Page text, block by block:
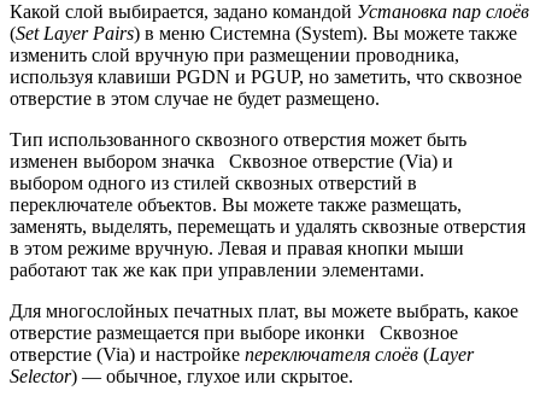
Какой слой выбирается, задано командой Установка пар слоёв
(Set Layer Pairs) в меню Системна (System). Вы можете также
изменить слой вручную при размещении проводника,
используя клавиши PGDN и PGUP, но заметить, что сквозное
отверстие в этом случае не будет размещено.
Тип использованного сквозного отверстия может быть
изменен выбором значка
Сквозное отверстие (Via) и
выбором одного из стилей сквозных отверстий в
переключателе объектов. Вы можете также размещать,
заменять, выделять, перемещать и удалять сквозные отверстия
в этом режиме вручную. Левая и правая кнопки мыши
работают так же как при управлении элементами.
Для многослойных печатных плат, вы можете выбрать, какое
отверстие размещается при выборе иконки
Сквозное
отверстие (Via) и настройке переключателя слоёв (Layer
Selector) — обычное, глухое или скрытое.